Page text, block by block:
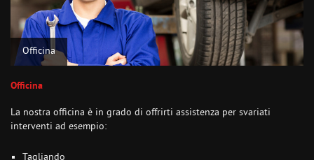
Officina
Officina
La nostra officina è in grado di offrirti assistenza per svariati
interventi ad esempio:
Tagliando